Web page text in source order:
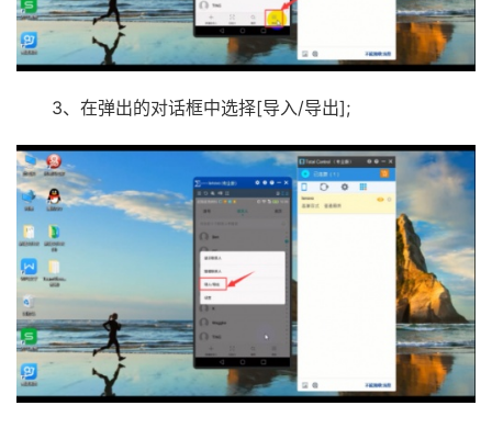
3、在弹出的对话框中选择[导入/导出];